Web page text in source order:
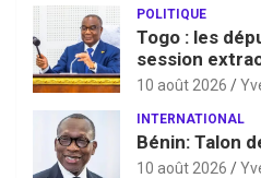
POLITIQUE
Togo : les
session
10 août 2026
INTERNATIONAL
Bénin: Talon
10 août 2026